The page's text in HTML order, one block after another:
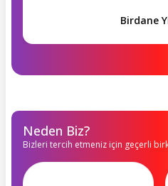
Birdane
Neden Biz?
Bizleri tercih etmeniz için geçerli